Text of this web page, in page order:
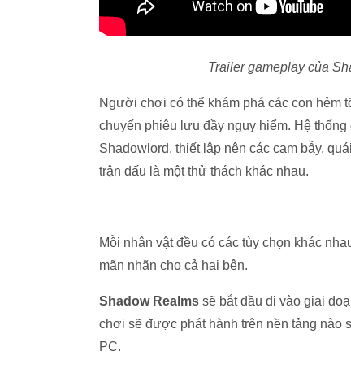
Trailer gameplay của
Người chơi có thể khám phá các con hẻm
chuyến phiêu lưu đầy nguy hiểm. Hệ
Shadowlord, thiết lập nên các cạm bẫy,
trận đấu là một thử thách khác nhau.
Mỗi nhân vật đều có các tùy chọn khác
mãn nhãn cho cả hai bên.
Shadow Realms sẽ bắt đầu đi vào giai
chơi sẽ được phát hành trên nền tảng nào
PC.